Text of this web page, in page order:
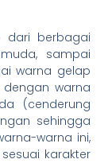
dari berbagai
sampai
warna gelap
warna
(cenderung
sehingga
warna ini,
karakter